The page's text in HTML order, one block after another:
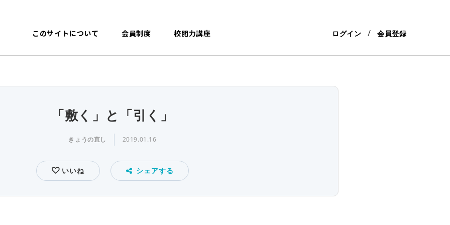
このサイトについて 会員制度 校閲力講座 ログイン 会員登録
「敷く」と「引く」
きょうの直し 2019.01.16
いいね シェアする